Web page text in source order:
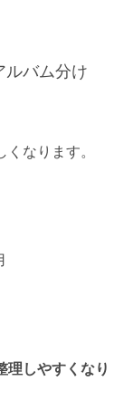
ルバム分け
なります。
理しやすくなり